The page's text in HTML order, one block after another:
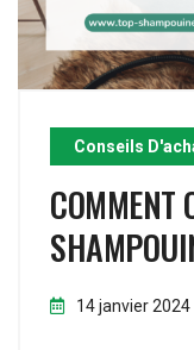
Conseils
COMMENT
14 janvier 2024